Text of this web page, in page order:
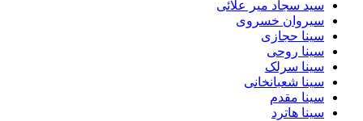
سید سجاد میر علائی
سیروان خسروی
سینا حجازی
سینا روحی
سینا سرلک
سینا شعبانخانی
سینا مقدم
سینا هاترد